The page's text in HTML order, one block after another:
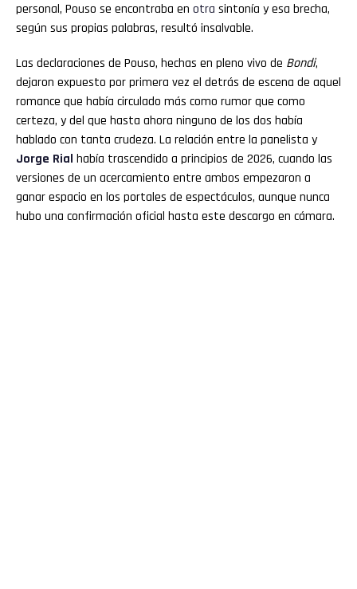
personal, Pouso se encontraba en otra sintonía y esa brecha,
según sus propias palabras, resultó insalvable.
Las declaraciones de Pouso, hechas en pleno vivo de Bondi,
dejaron expuesto por primera vez el detrás de escena de aquel
romance que había circulado más como rumor que como
certeza, y del que hasta ahora ninguno de los dos había
hablado con tanta crudeza. La relación entre la panelista y
Jorge Rial había trascendido a principios de 2026, cuando las
versiones de un acercamiento entre ambos empezaron a
ganar espacio en los portales de espectáculos, aunque nunca
hubo una confirmación oficial hasta este descargo en cámara.